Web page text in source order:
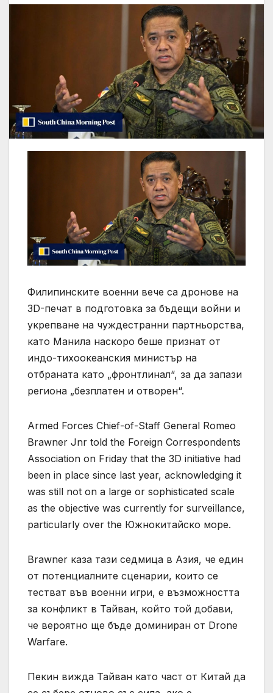
Филипинските военни вече са дронове на
3D-печат в подготовка за бъдещи войни и
укрепване на чуждестранни партньорства,
като Манила наскоро беше признат от
индо-тихоокеанския министър на
отбраната като „фронтлинал“, за да запази
региона „безплатен и отворен“.
Armed Forces Chief-of-Staff General Romeo
Brawner Jnr told the Foreign Correspondents
Association on Friday that the 3D initiative had
been in place since last year, acknowledging it
was still not on a large or sophisticated scale
as the objective was currently for surveillance,
particularly over the Южнокитайско море.
Brawner каза тази седмица в Азия, че един
от потенциалните сценарии, които се
тестват във военни игри, е възможността
за конфликт в Тайван, който той добави,
че вероятно ще бъде доминиран от Drone
Warfare.
Пекин вижда Тайван като част от Китай да